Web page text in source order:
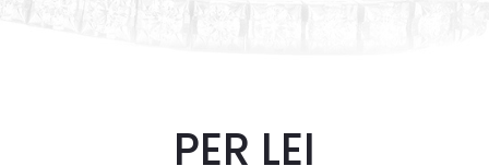
PER LEI